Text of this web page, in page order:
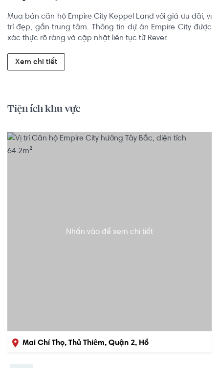
Mua bán căn hộ Empire City Keppel Land với giá ưu đãi, vị
trí đẹp, gần trung tâm. Thông tin dự án Empire City được
xác thực rõ ràng và cập nhật liên tục từ Rever.
Xem chi tiết
Tiện ích khu vực
Nhấn vào để xem chi tiết
Mai Chí Thọ, Thủ Thiêm, Quận 2, Hồ